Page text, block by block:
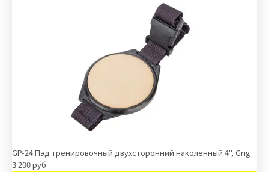
GP-24 Пэд тренировочный двухсторонний наколенный 4", Grig
3 200 руб